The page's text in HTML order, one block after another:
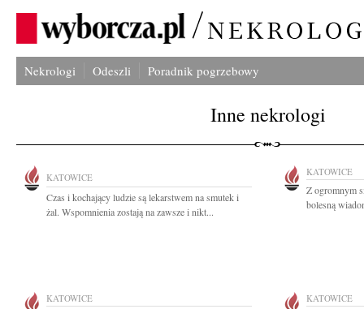
Nekrologi Odeszli Poradnik pogrzebowy
Inne nekrologi
KATOWICE
Czas i kochający ludzie są lekarstwem na smutek i
żal. Wspomnienia zostają na zawsze i nikt...
KATOWICE
Z ogromnym
bolesną
KATOWICE KATOWICE